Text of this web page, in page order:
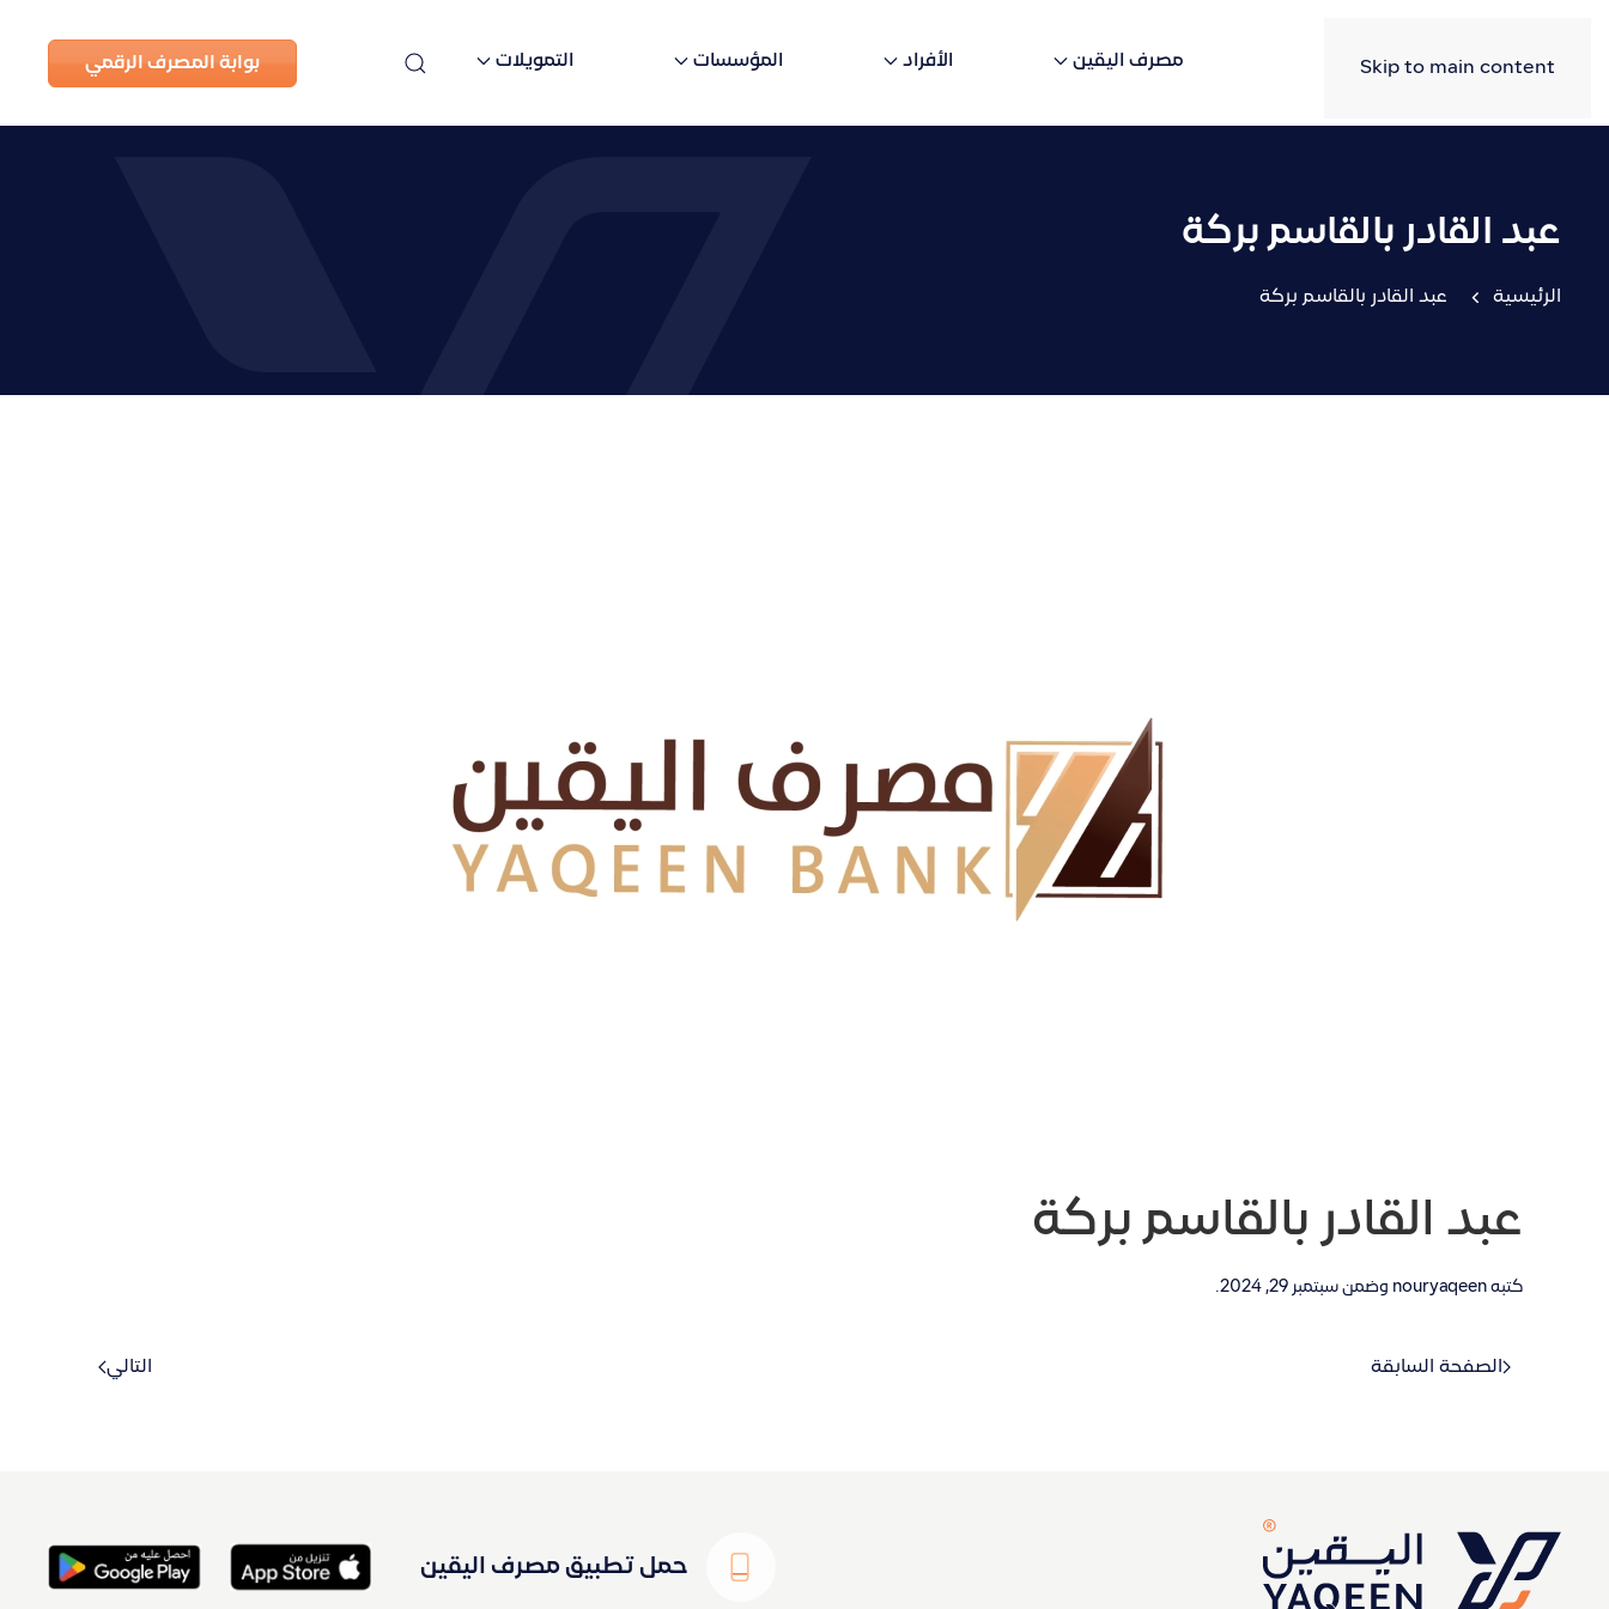
Skip to main content مصرف اليقين الأفراد المؤسسات التمويلات بوابة المصرف الرقمي
عبد القادر بالقاسم بركة
الرئيسية عبد القادر بالقاسم بركة
عبد القادر بالقاسم بركة
كتبه nouryaqeen وضمن سبتمبر 29, 2024 .
الصفحة السابقة التالي
حمل تطبيق مصرف اليقين